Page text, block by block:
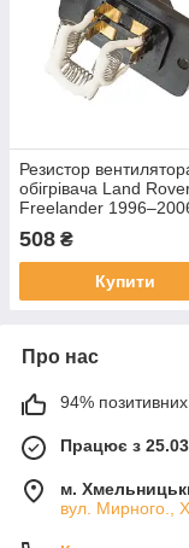
Резистор
обігрівача Land
Freelander
508 ₴
Купити
Про нас
94% позитивних
Працює з
м.
вул. Мирного.,